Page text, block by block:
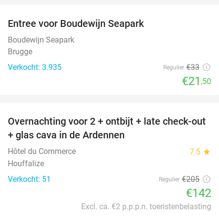
Entree voor Boudewijn Seapark
Boudewijn Seapark
Brugge
Verkocht: 3.935
Regulier €33
€21 ,50
31%
Overnachting voor 2 + ontbijt + late check-out
+ glas cava in de Ardennen
Hôtel du Commerce 7.5 star
Houffalize
Verkocht: 51
Regulier €205
€142
Excl. ca. €2 p.p.p.n. toeristenbelasting